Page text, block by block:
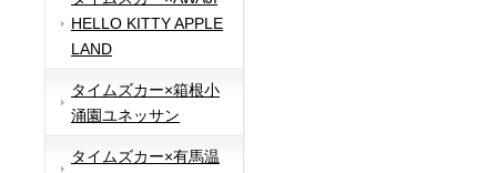
HELLO KITTY APPLE
LAND
タイムズカー×箱根小
涌園ユネッサン
タイムズカー×有馬温